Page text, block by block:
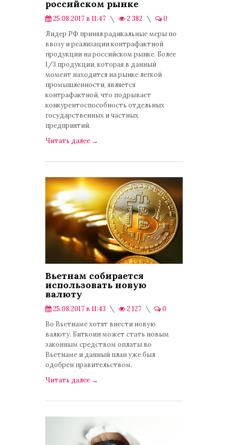
российском рынке
25.08.2017 в 11:47 2 382
0
Лидер РФ принял радикальные меры по
ввозу и реализации контрафактной
продукции на российском рынке. Более
1/3 продукции, которая в данный
момент находится на рынке легкой
промышленности, является
контрафактной, что подрывает
конкурентоспособность отдельных
государственных и частных
предприятий.
Читать далее →
Вьетнам собирается
использовать новую
валюту
25.08.2017 в 11:43 2 127
0
Во Вьетнаме хотят внести новую
валюту. Биткоин может стать новым
законным средством оплаты во
Вьетнаме и данный план уже был
одобрен правительством.
Читать далее →